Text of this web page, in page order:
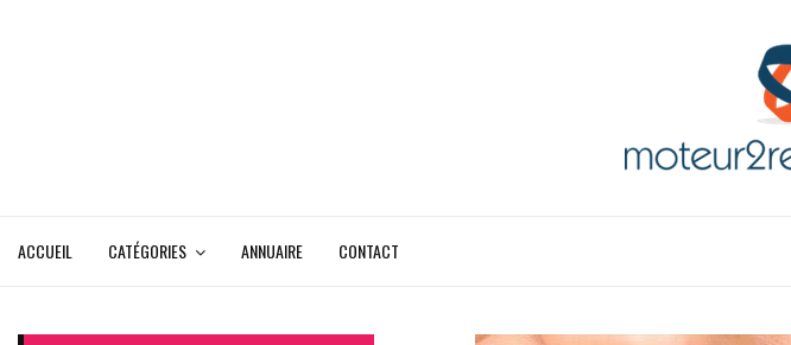
ACCUEIL CATÉGORIES ANNUAIRE CONTACT